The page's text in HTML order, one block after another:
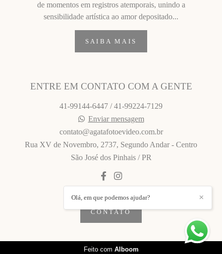
de momentos em registros atemporais, unindo a
sensibilidade artística ao amor depositado...
SAIBA MAIS
ENTRE EM CONTATO COM A GENTE
41-99144-6447 / 41-99224-7129
Enviar mensagem
contato@agatafotoevideo.com.br
Rua XV de Novembro, 2737, Segundo Andar - Centro
São José dos Pinhais / PR
CONTATO
✕
Olá, em que podemos ajudar?
Feito com Alboom